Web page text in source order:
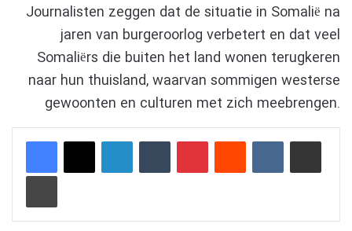
Journalisten zeggen dat de situatie in Somalië na
jaren van burgeroorlog verbetert en dat veel
Somaliërs die buiten het land wonen terugkeren
naar hun thuisland, waarvan sommigen westerse
gewoonten en culturen met zich meebrengen.